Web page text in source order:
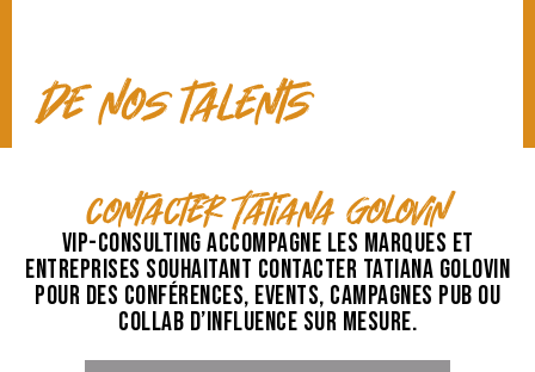
CONTACT & TEMPS FORTS
de nos talents
contacter Tatiana Golovin
VIP-Consulting accompagne les marques et
entreprises souhaitant contacter Tatiana Golovin
pour des conférences, events, campagnes pub ou
collab d’influence sur mesure.